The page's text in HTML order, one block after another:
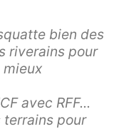
bien des
riverains pour
avec RFF...
terrains pour